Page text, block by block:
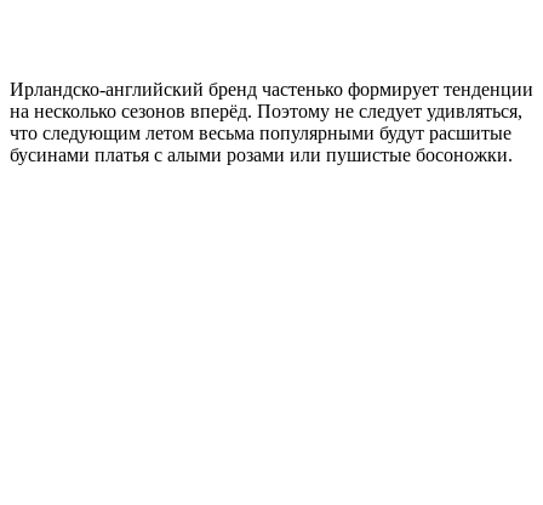
Ирландско-английский бренд частенько формирует тенденции
на несколько сезонов вперёд. Поэтому не следует удивляться,
что следующим летом весьма популярными будут расшитые
бусинами платья с алыми розами или пушистые босоножки.